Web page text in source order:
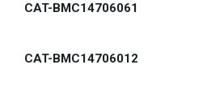
CAT-BMC14706061
CAT-BMC14706012